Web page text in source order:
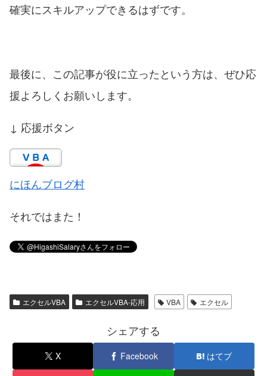
確実にスキルアップできるはずです。
最後に、この記事が役に立ったという方は、ぜひ応
援よろしくお願いします。
↓ 応援ボタン
にほんブログ村
それではまた！
エクセルVBA エクセルVBA-応用 VBA エクセル
シェアする
X Facebook はてブ